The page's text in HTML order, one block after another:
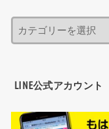
LINE公式アカウント